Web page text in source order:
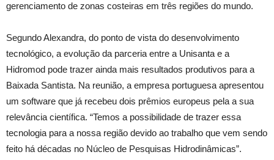
gerenciamento de zonas costeiras em três regiões do mundo.
Segundo Alexandra, do ponto de vista do desenvolvimento
tecnológico, a evolução da parceria entre a Unisanta e a
Hidromod pode trazer ainda mais resultados produtivos para a
Baixada Santista. Na reunião, a empresa portuguesa apresentou
um software que já recebeu dois prêmios europeus pela a sua
relevância científica. “Temos a possibilidade de trazer essa
tecnologia para a nossa região devido ao trabalho que vem sendo
feito há décadas no Núcleo de Pesquisas Hidrodinâmicas”.